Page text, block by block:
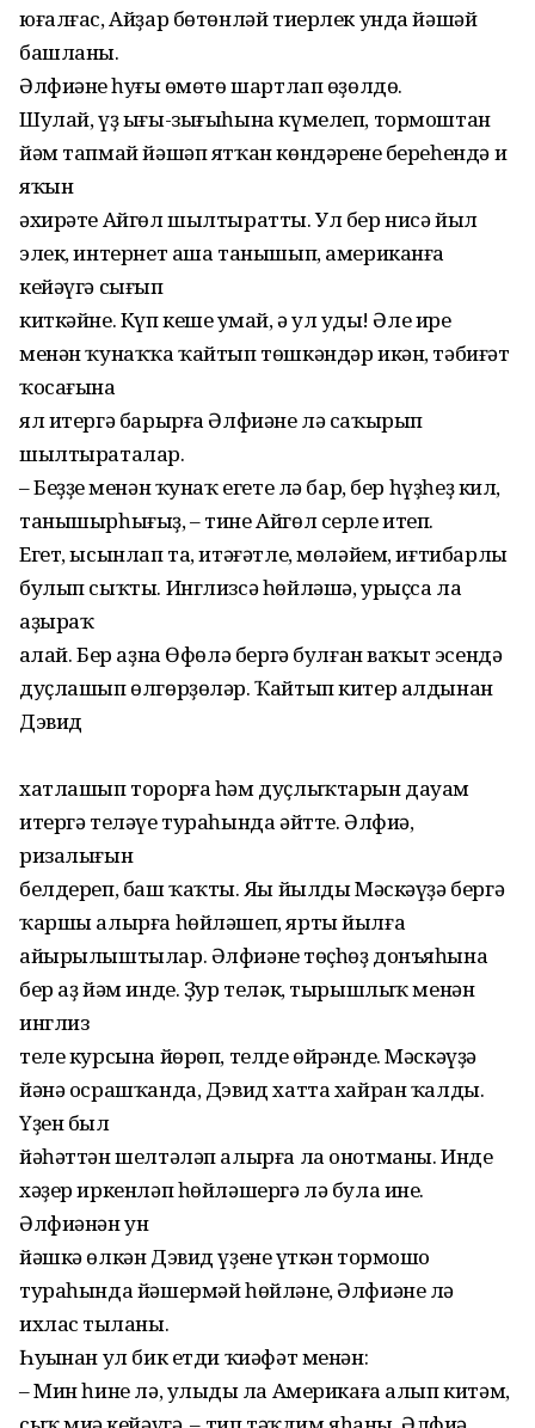
юғалғас, Айҙар бөтөнлəй тиерлек унда йəшəй
башланы.
Əлфиəнең һуңғы өмөтө шартлап өҙөлдө.
Шулай, үҙ ығы-зығыһына күмелеп, тормоштан
йəм тапмай йəшəп ятҡан көндəренең береһендə иң
яҡын
əхирəте Айгөл шылтыратты. Ул бер нисə йыл
элек, интернет аша танышып, американға
кейəүгə сығып
киткəйне. Күп кеше уңмай, ə ул уңды! Əле ире
менəн ҡунаҡҡа ҡайтып төшкəндəр икəн, тəбиғəт
ҡосағына
ял итергə барырға Əлфиəне лə саҡырып
шылтыраталар.
– Беҙҙең менəн ҡунаҡ егете лə бар, бер һүҙһеҙ кил,
танышырһығыҙ, – тине Айгөл серле итеп.
Егет, ысынлап та, итəғəтле, мөлəйем, иғтибарлы
булып сыҡты. Инглизсə һөйлəшə, урыҫса ла
аҙыраҡ
аңлай. Бер аҙна Өфөлə бергə булған ваҡыт эсендə
дуҫлашып өлгөрҙөлəр. Ҡайтып китер алдынан
Дэвид
хатлашып торорға һəм дуҫлыҡтарын дауам
итергə телəүе тураһында əйтте. Əлфиə,
ризалығын
белдереп, баш ҡаҡты. Яңы йылды Мəскəүҙə бергə
ҡаршы алырға һөйлəшеп, ярты йылға
айырылыштылар. Əлфиəнең төҫһөҙ донъяһына
бер аҙ йəм инде. Ҙур телəк, тырышлыҡ менəн
инглиз
теле курсына йөрөп, телде өйрəнде. Мəскəүҙə
йəнə осрашҡанда, Дэвид хатта хайран ҡалды.
Үҙен был
йəһəттəн шелтəлəп алырға ла онотманы. Инде
хəҙер иркенлəп һөйлəшергə лə була ине.
Əлфиəнəн ун
йəшкə өлкəн Дэвид үҙенең үткəн тормошо
тураһында йəшермəй һөйлəне, Əлфиəне лə
ихлас тыңланы.
Һуңынан ул бик етди ҡиəфəт менəн:
– Мин һине лə, улыңды ла Америкаға алып китəм,